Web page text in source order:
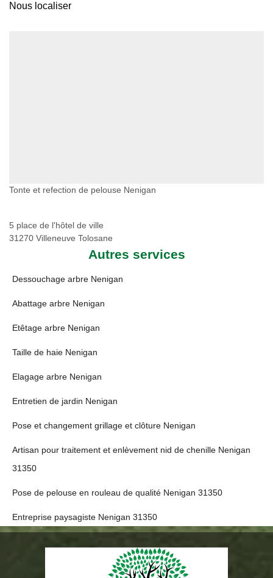
Nous localiser
Tonte et refection de pelouse Nenigan
5 place de l'hôtel de ville
31270 Villeneuve Tolosane
Autres services
Dessouchage arbre Nenigan
Abattage arbre Nenigan
Etêtage arbre Nenigan
Taille de haie Nenigan
Elagage arbre Nenigan
Entretien de jardin Nenigan
Pose et changement grillage et clôture Nenigan
Artisan pour traitement et enlèvement nid de chenille Nenigan
31350
Pose de pelouse en rouleau de qualité Nenigan 31350
Entreprise paysagiste Nenigan 31350